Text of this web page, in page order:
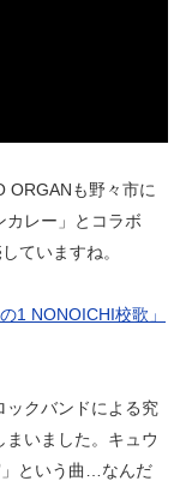
ORGANも野々市に
カレー」とコラボ
ていますね。
1 NONOICHI校歌」
ックバンドによる究
いました。キュウ
」という曲…なんだ